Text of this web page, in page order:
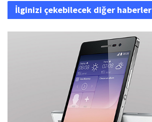
İlginizi çekebilecek diğer haberler